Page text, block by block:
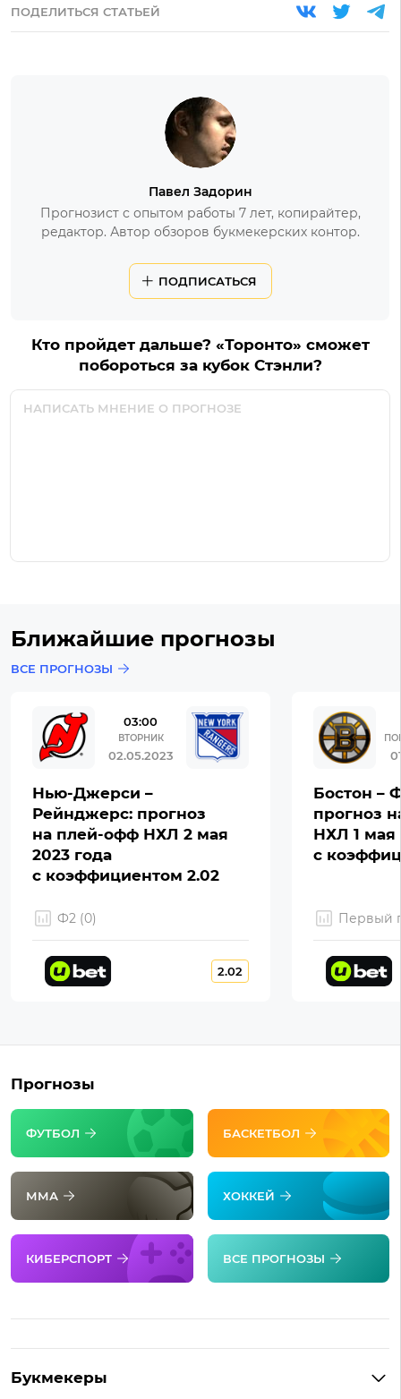
ПОДЕЛИТЬСЯ СТАТЬЕЙ
Павел Задорин
Прогнозист с опытом работы 7 лет, копирайтер,
редактор. Автор обзоров букмекерских контор.
ПОДПИСАТЬСЯ
Кто пройдет дальше? «Торонто» сможет
побороться за кубок Стэнли?
Ближайшие прогнозы
ВСЕ ПРОГНОЗЫ
03:00
ВТОРНИК
02.05.2023
Нью-Джерси –
Рейнджерс: прогноз
на плей-офф НХЛ 2 мая
2023 года
с коэффициентом 2.02
Ф2 (0)
2.02
Бостон –
прогноз
НХЛ 1 мая
с
Первый
Прогнозы
ФУТБОЛ БАСКЕТБОЛ
ММА ХОККЕЙ
КИБЕРСПОРТ ВСЕ ПРОГНОЗЫ
Букмекеры